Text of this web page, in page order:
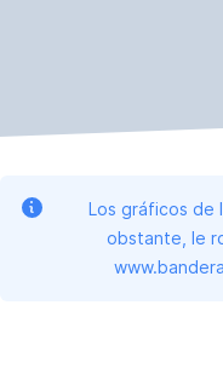
Los gráficos de
obstante, le